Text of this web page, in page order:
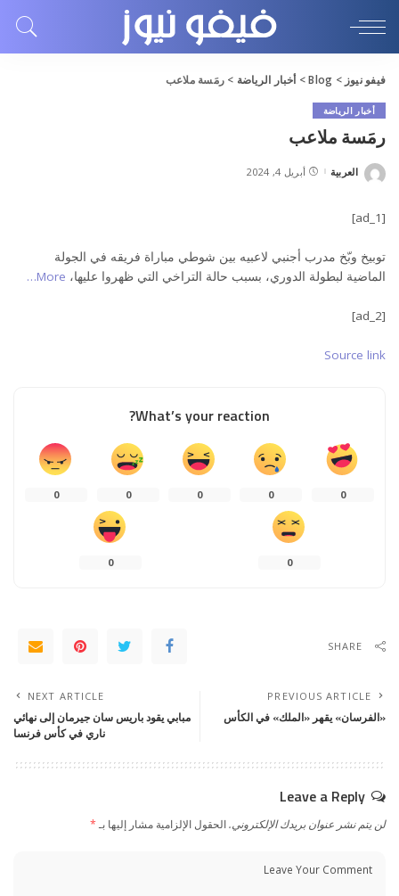
فيفو نيوز >
Blog
> أخبار الرياضة > رمَسة ملاعب
أخبار الرياضة
رمَسة ملاعب
Posted
العربية أبريل 4, 2024
[ad_1]
توبيخ وبّخ مدرب أجنبي لاعبيه بين شوطي مباراة فريقه في الجولة
الماضية لبطولة الدوري، بسبب حالة التراخي التي ظهروا عليها، More…
[ad_2]
Source link
What’s your reaction?
0
0
0
0
0
0
0
SHARE
PREVIOUS ARTICLE
«الفرسان» يقهر «الملك» في الكأس
NEXT ARTICLE
مبابي يقود باريس سان جيرمان إلى نهائي
ناري في كأس فرنسا
Leave a Reply
لن يتم نشر عنوان بريدك الإلكتروني.الحقول الإلزامية مشار إليها بـ*